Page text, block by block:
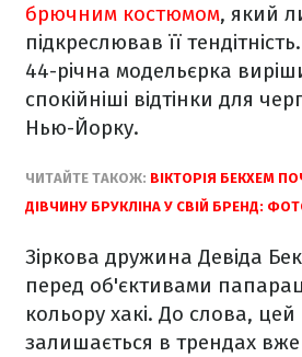
брючним костюмом, який
підкреслював її
44-річна модельєрка
спокійніші відтінки для
Нью-Йорку.
ЧИТАЙТЕ ТАКОЖ: ВІКТОРІЯ БЕКХЕМ
ДІВЧИНУ БРУКЛІНА У СВІЙ БРЕНД:
Зіркова дружина Девіда
перед об'єктивами
кольору хакі. До слова, цей
залишається в трендах